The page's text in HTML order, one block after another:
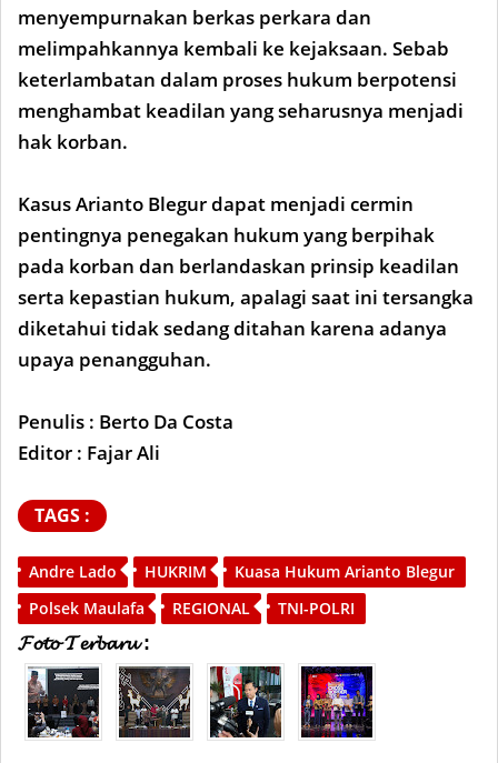
menyempurnakan berkas perkara dan
melimpahkannya kembali ke kejaksaan. Sebab
keterlambatan dalam proses hukum berpotensi
menghambat keadilan yang seharusnya menjadi
hak korban.
Kasus Arianto Blegur dapat menjadi cermin
pentingnya penegakan hukum yang berpihak
pada korban dan berlandaskan prinsip keadilan
serta kepastian hukum, apalagi saat ini tersangka
diketahui tidak sedang ditahan karena adanya
upaya penangguhan.
Penulis : Berto Da Costa
Editor : Fajar Ali
TAGS :
Andre Lado HUKRIM
Kuasa Hukum Arianto Blegur
Polsek Maulafa
REGIONAL TNI-POLRI
𝓕𝓸𝓽𝓸 𝓣𝓮𝓻𝓫𝓪𝓻𝓾 :